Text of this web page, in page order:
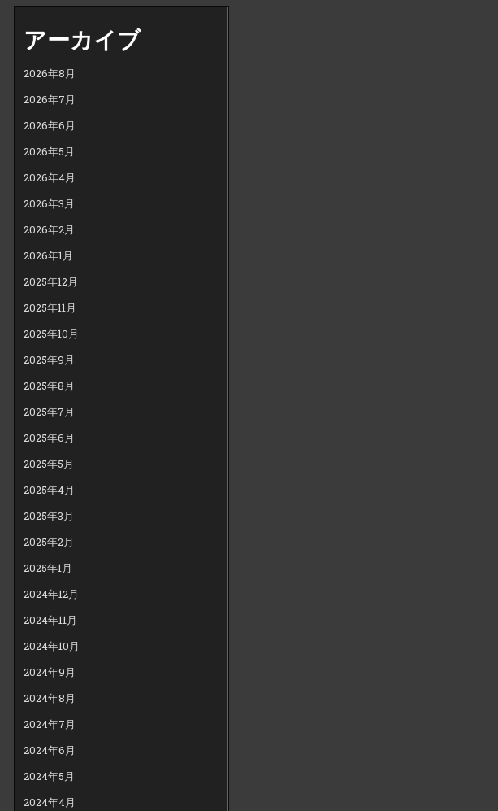
アーカイブ
2026年8月
2026年7月
2026年6月
2026年5月
2026年4月
2026年3月
2026年2月
2026年1月
2025年12月
2025年11月
2025年10月
2025年9月
2025年8月
2025年7月
2025年6月
2025年5月
2025年4月
2025年3月
2025年2月
2025年1月
2024年12月
2024年11月
2024年10月
2024年9月
2024年8月
2024年7月
2024年6月
2024年5月
2024年4月